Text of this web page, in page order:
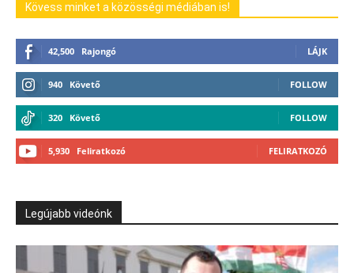
Kövess minket a közösségi médiában is!
42,500 Rajongó LÁJK
940 Követő FOLLOW
320 Követő FOLLOW
5,930 Feliratkozó FELIRATKOZÓ
Legújabb videónk